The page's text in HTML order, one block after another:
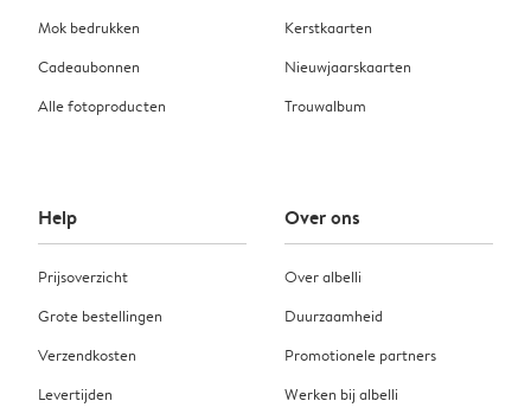
Mok bedrukken
Cadeaubonnen
Alle fotoproducten
Kerstkaarten
Nieuwjaarskaarten
Trouwalbum
Help
Prijsoverzicht
Grote bestellingen
Verzendkosten
Levertijden
Over ons
Over albelli
Duurzaamheid
Promotionele partners
Werken bij albelli